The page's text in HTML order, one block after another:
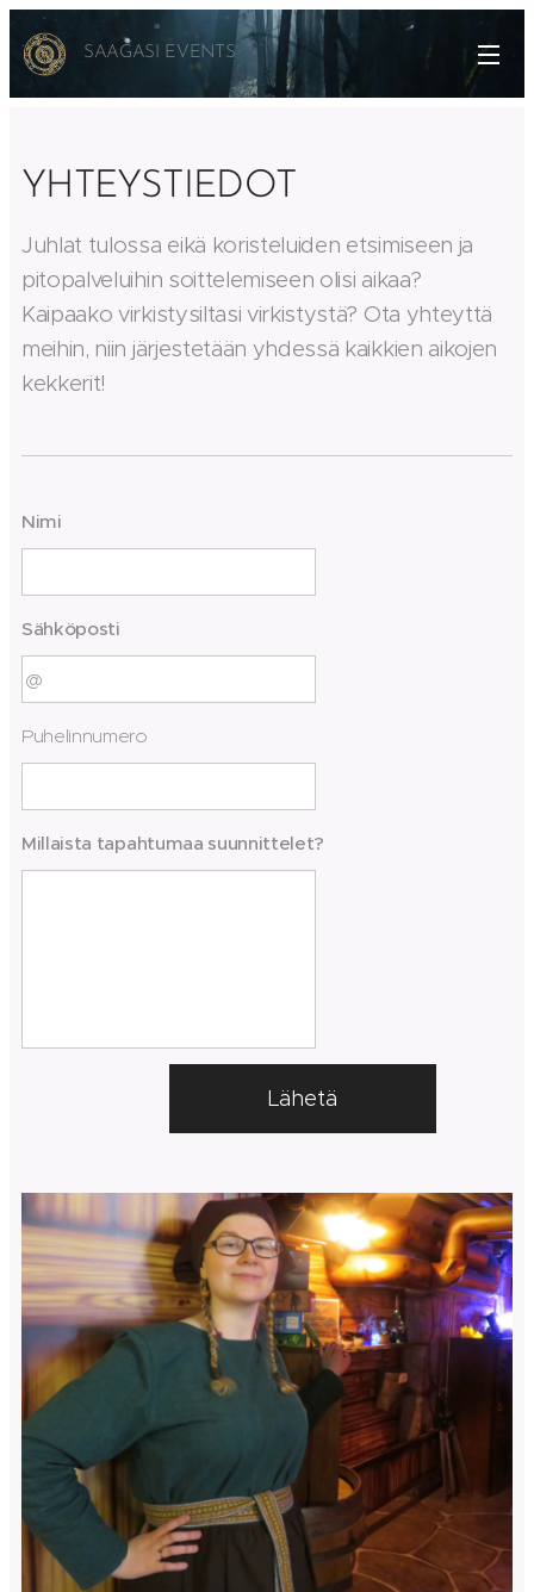
SAAGASI EVENTS
YHTEYSTIEDOT
Juhlat tulossa eikä koristeluiden etsimiseen ja
pitopalveluihin soittelemiseen olisi aikaa?
Kaipaako virkistysiltasi virkistystä? Ota yhteyttä
meihin, niin järjestetään yhdessä kaikkien aikojen
kekkerit!
Nimi
Sähköposti
Puhelinnumero
Millaista tapahtumaa suunnittelet?
Lähetä